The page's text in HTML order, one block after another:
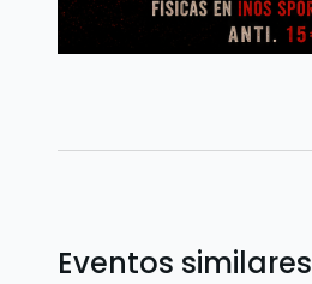
Eventos similares